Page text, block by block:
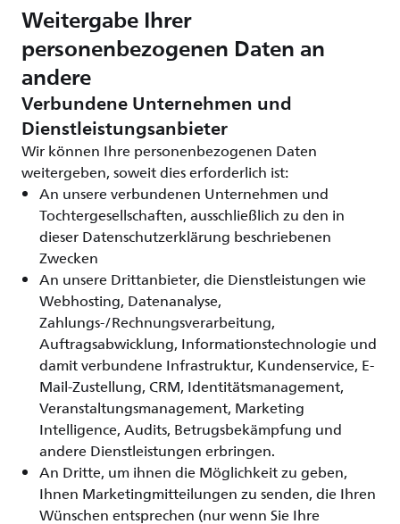
Weitergabe Ihrer
personenbezogenen Daten an
andere
Verbundene Unternehmen und
Dienstleistungsanbieter
Wir können Ihre personenbezogenen Daten
weitergeben, soweit dies erforderlich ist:
An unsere verbundenen Unternehmen und
Tochtergesellschaften, ausschließlich zu den in
dieser Datenschutzerklärung beschriebenen
Zwecken
An unsere Drittanbieter, die Dienstleistungen wie
Webhosting, Datenanalyse,
Zahlungs-/Rechnungsverarbeitung,
Auftragsabwicklung, Informationstechnologie und
damit verbundene Infrastruktur, Kundenservice, E-
Mail-Zustellung, CRM, Identitätsmanagement,
Veranstaltungsmanagement, Marketing
Intelligence, Audits, Betrugsbekämpfung und
andere Dienstleistungen erbringen.
An Dritte, um ihnen die Möglichkeit zu geben,
Ihnen Marketingmitteilungen zu senden, die Ihren
Wünschen entsprechen (nur wenn Sie Ihre